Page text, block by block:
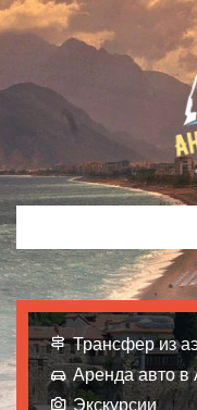
Трансфер из
Аренда авто в
Экскурсии